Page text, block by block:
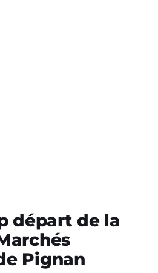
départ de la
Pignan